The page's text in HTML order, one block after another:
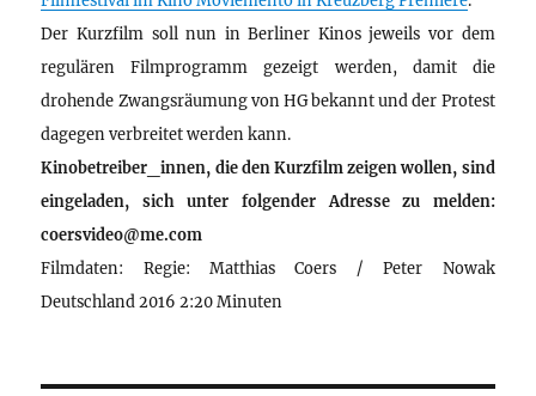
Der Kurzfilm soll nun in Berliner Kinos jeweils vor dem
regulären Filmprogramm gezeigt werden, damit die
drohende Zwangsräumung von HG bekannt und der Protest
dagegen verbreitet werden kann.
Kinobetreiber_innen, die den Kurzfilm zeigen wollen, sind
eingeladen, sich unter folgender Adresse zu melden:
coersvideo@me.com
Filmdaten: Regie: Matthias Coers / Peter Nowak
Deutschland 2016 2:20 Minuten